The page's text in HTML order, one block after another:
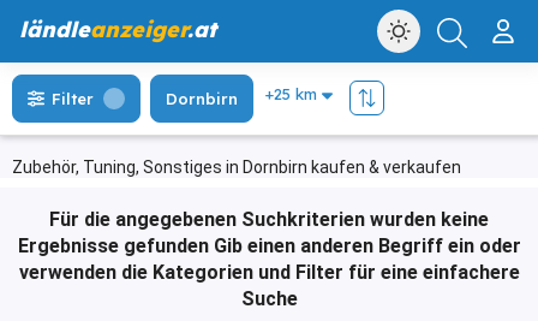
ländleanzeiger.at
Zubehör, Tuning, Sonstiges in Dornbirn kaufen & verkaufen
Filter Dornbirn
Für die angegebenen Suchkriterien wurden keine
Ergebnisse gefunden Gib einen anderen Begriff ein oder
verwenden die Kategorien und Filter für eine einfachere
Suche